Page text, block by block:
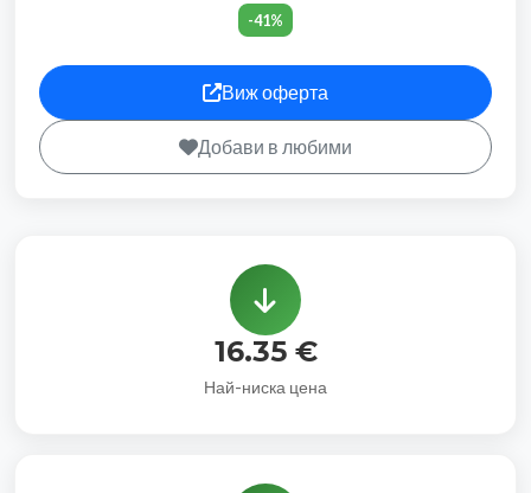
-41%
Виж оферта
Добави в любими
16.35 €
Най-ниска цена